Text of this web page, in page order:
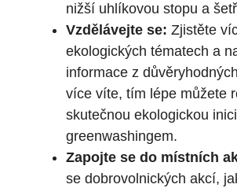
nižší uhlíkovou stopu a
Vzdělávejte se: Zjistěte
ekologických tématech a
informace z
více víte, tím lépe můžete
skutečnou ekologickou
greenwashingem.
Zapojte se do místních
se dobrovolnických akcí,